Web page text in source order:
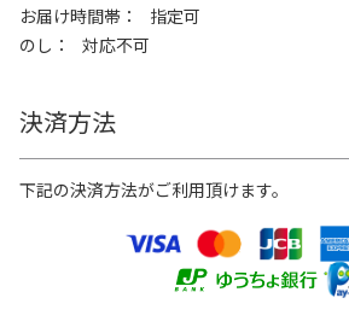
お届け時間帯
指定可
のし
対応不可
決済方法
下記の決済方法がご利用頂けます。